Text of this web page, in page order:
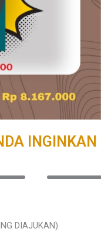
INGINKAN
DIAJUKAN)